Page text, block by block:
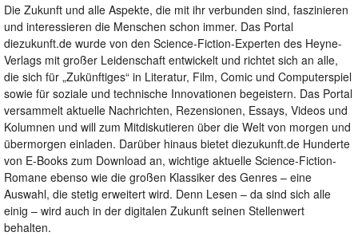
Die Zukunft und alle Aspekte, die mit ihr verbunden sind, faszinieren
und interessieren die Menschen schon immer. Das Portal
diezukunft.de wurde von den Science-Fiction-Experten des Heyne-
Verlags mit großer Leidenschaft entwickelt und richtet sich an alle,
die sich für „Zukünftiges“ in Literatur, Film, Comic und Computerspiel
sowie für soziale und technische Innovationen begeistern. Das Portal
versammelt aktuelle Nachrichten, Rezensionen, Essays, Videos und
Kolumnen und will zum Mitdiskutieren über die Welt von morgen und
übermorgen einladen. Darüber hinaus bietet diezukunft.de Hunderte
von E-Books zum Download an, wichtige aktuelle Science-Fiction-
Romane ebenso wie die großen Klassiker des Genres – eine
Auswahl, die stetig erweitert wird. Denn Lesen – da sind sich alle
einig – wird auch in der digitalen Zukunft seinen Stellenwert
behalten.